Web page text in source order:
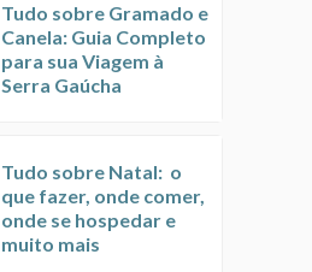
Tudo sobre Gramado e
Canela: Guia Completo
para sua Viagem à
Serra Gaúcha
Tudo sobre Natal: o
que fazer, onde comer,
onde se hospedar e
muito mais